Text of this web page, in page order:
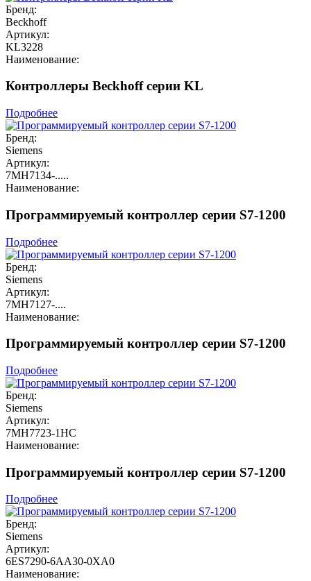
Бренд:
Beckhoff
Артикул:
KL3228
Наименование:
Контроллеры Beckhoff серии KL
Подробнее
Бренд:
Siemens
Артикул:
7MH7134-.....
Наименование:
Программируемый контроллер серии S7-1200
Подробнее
Бренд:
Siemens
Артикул:
7MH7127-....
Наименование:
Программируемый контроллер серии S7-1200
Подробнее
Бренд:
Siemens
Артикул:
7MH7723-1HC
Наименование:
Программируемый контроллер серии S7-1200
Подробнее
Бренд:
Siemens
Артикул:
6ES7290-6AA30-0XA0
Наименование: